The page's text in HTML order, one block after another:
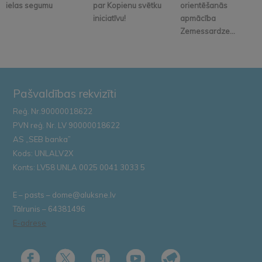
ielas segumu
par Kopienu svētku
iniciatīvu!
orientēšanās
apmācība
Zemessardze...
Pašvaldības rekvizīti
Reģ. Nr.90000018622
PVN reģ. Nr. LV 90000018622
AS „SEB banka”
Kods: UNLALV2X
Konts: LV58 UNLA 0025 0041 3033 5
E – pasts – dome@aluksne.lv
Tālrunis – 64381496
E-adrese